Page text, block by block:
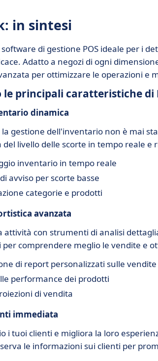
in sintesi
di gestione POS ideale per i
Adatto a negozi di ogni
per ottimizzare le operazioni e
le principali caratteristiche di
dinamica
gestione dell'inventario non è mai
livello delle scorte in tempo reale
inventario in tempo reale
avviso per scorte basse
categorie e prodotti
avanzata
attività con strumenti di analisi
per comprendere meglio le vendite e
di report personalizzati sulle vendite
performance dei prodotti
di vendita
immediata
i tuoi clienti e migliora la loro
le informazioni sui clienti per